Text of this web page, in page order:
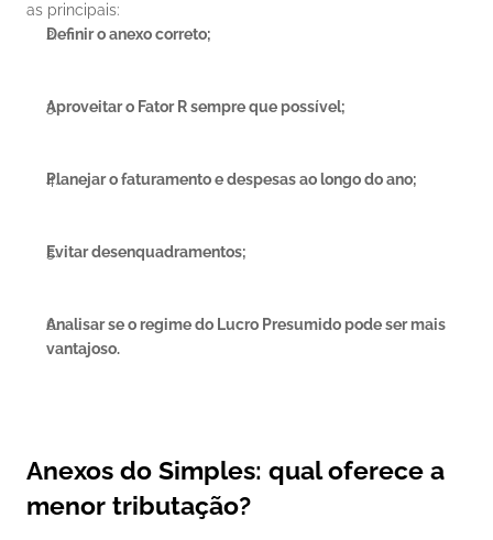
as principais:
Definir o anexo correto;
Aproveitar o Fator R sempre que possível;
Planejar o faturamento e despesas ao longo do ano;
Evitar desenquadramentos;
Analisar se o regime do Lucro Presumido pode ser mais
vantajoso.
Anexos do Simples: qual oferece a
menor tributação?